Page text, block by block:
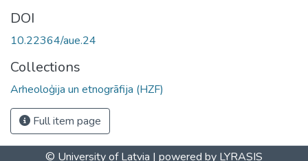
DOI
10.22364/aue.24
Collections
Arheoloģija un etnogrāfija (HZF)
Full item page
© University of Latvia | powered by LYRASIS